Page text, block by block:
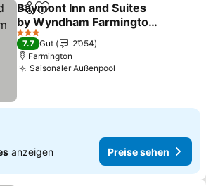
TeilenZu Favoriten hinzufügen
Baymont Inn and Suites
by Wyndham Farmington,
MO
Preise sehen
3 Sterne
7.7 Gut
2’054
Farmington
Saisonaler Außenpool
anzeigen Preise sehen